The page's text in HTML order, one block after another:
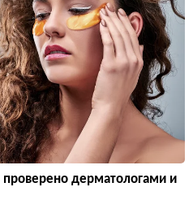
проверено дерматологами и